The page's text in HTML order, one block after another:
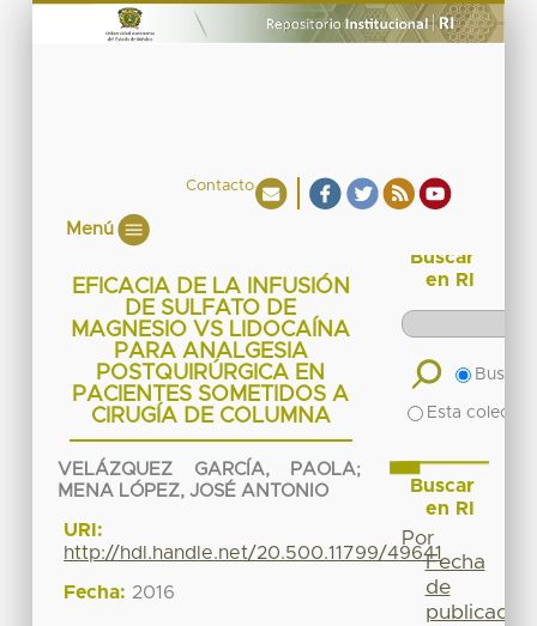
Contacto
Menú
EFICACIA DE LA INFUSIÓN
DE SULFATO DE
MAGNESIO VS LIDOCAÍNA
PARA ANALGESIA
POSTQUIRÚRGICA EN
PACIENTES SOMETIDOS A
CIRUGÍA DE COLUMNA
VELÁZQUEZ GARCÍA, PAOLA;
MENA LÓPEZ, JOSÉ ANTONIO
URI:
http://hdl.handle.net/20.500.11799/49641
Fecha: 2016
Buscar
en RI
Buscar
Esta
Buscar
en RI
Por
Fecha
de
publicación